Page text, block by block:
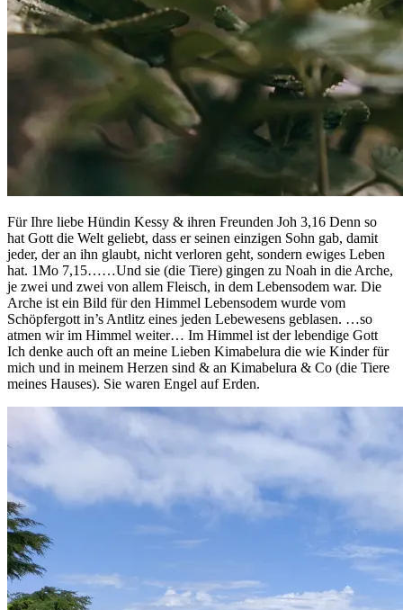
Für Ihre liebe Hündin Kessy & ihren Freunden Joh 3,16 Denn so
hat Gott die Welt geliebt, dass er seinen einzigen Sohn gab, damit
jeder, der an ihn glaubt, nicht verloren geht, sondern ewiges Leben
hat. 1Mo 7,15……Und sie (die Tiere) gingen zu Noah in die Arche,
je zwei und zwei von allem Fleisch, in dem Lebensodem war. Die
Arche ist ein Bild für den Himmel Lebensodem wurde vom
Schöpfergott in’s Antlitz eines jeden Lebewesens geblasen. …so
atmen wir im Himmel weiter… Im Himmel ist der lebendige Gott
Ich denke auch oft an meine Lieben Kimabelura die wie Kinder für
mich und in meinem Herzen sind & an Kimabelura & Co (die Tiere
meines Hauses). Sie waren Engel auf Erden.